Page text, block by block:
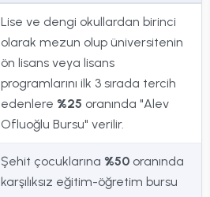
Lise ve dengi okullardan birinci
olarak mezun olup üniversitenin
ön lisans veya lisans
programlarını ilk 3 sırada tercih
edenlere %25 oranında "Alev
Ofluoğlu Bursu" verilir.
Şehit çocuklarına %50 oranında
karşılıksız eğitim-öğretim bursu